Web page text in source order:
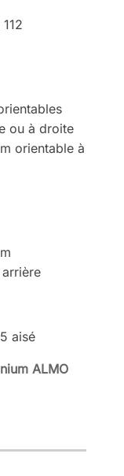
ou à droite
orientable à
aisé
ALMO